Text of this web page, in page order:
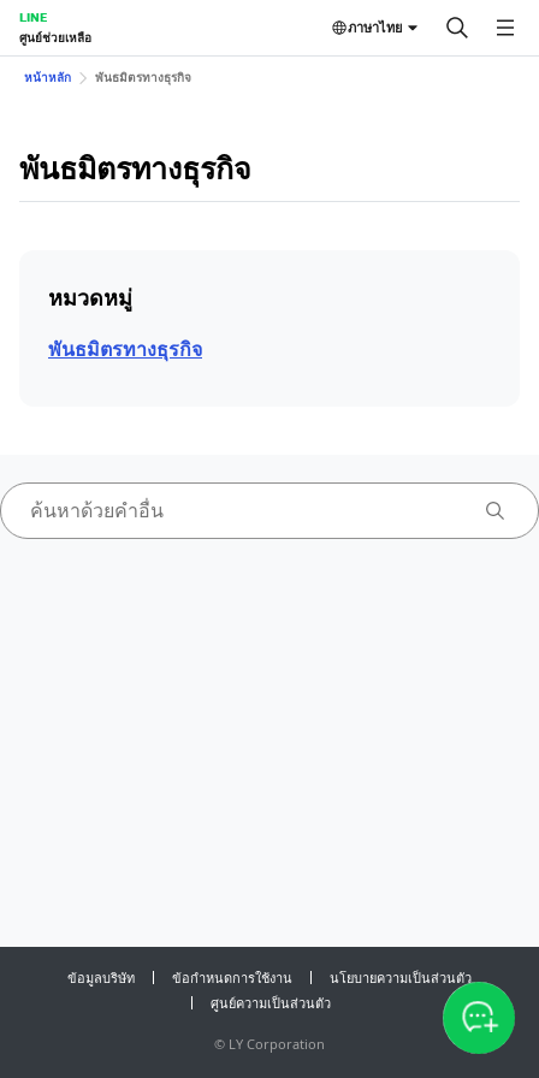
LINE
ศูนย์ช่วยเหลือ
ภาษาไทย
หน้าหลัก พันธมิตรทางธุรกิจ
พันธมิตรทางธุรกิจ
หมวดหมู่
พันธมิตรทางธุรกิจ
ข้อมูลบริษัท ข้อกำหนดการใช้งาน
นโยบายความเป็นส่วนตัว
ศูนย์ความเป็นส่วนตัว
© LY Corporation